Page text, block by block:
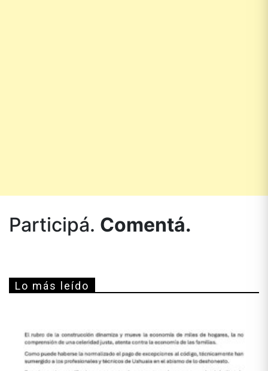
Participá. Comentá.
Lo más leído